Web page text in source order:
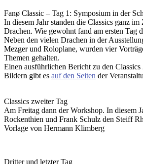
Fanø Classic – Tag 1: Symposium in der
In diesem Jahr standen die Classics ganz
Drachen. Wie gewohnt fand am ersten Tag
Neben den vielen Drachen in der
Mezger und Roloplane, wurden vier
Themen gehalten.
Einen ausführlichen Bericht zu den
Bildern gibt es auf den Seiten der
Classics zweiter Tag
Am Freitag dann der Workshop. In diesem
Rockenthien und Frank Schulz den Steiff
Vorlage von Hermann Klimberg
Dritter und letzter Tag